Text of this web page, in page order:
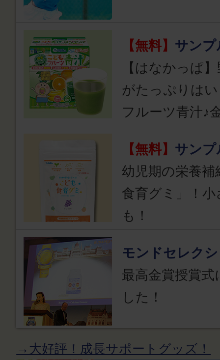
【無料】 サンプ
【はなかっぱ
がたっぷりは
フルーツ青汁♪
【無料】 サンプ
幼児期の栄養
食育グミ」！
も！
モンドセレク
最高金賞授賞
した！
→大好評！成長サポートグッズ！